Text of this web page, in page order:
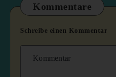
Kommentare
Schreibe einen Kommentar